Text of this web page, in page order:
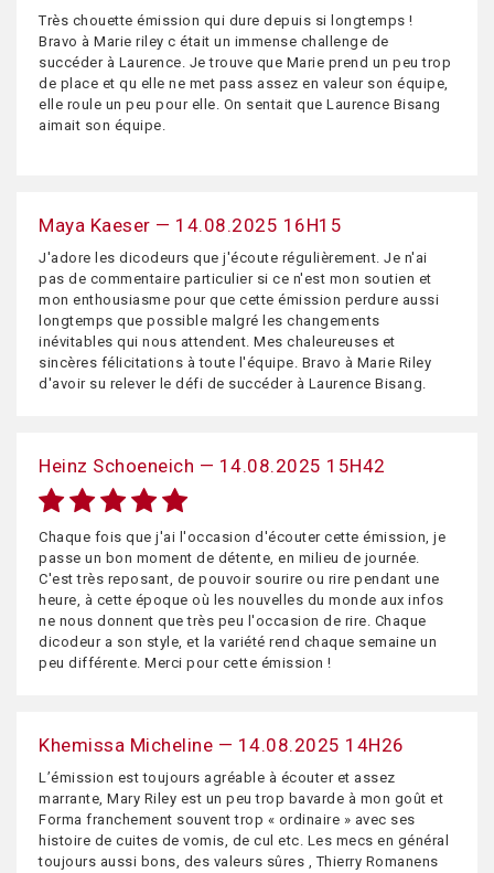
Très chouette émission qui dure depuis si longtemps !
Bravo à Marie riley c était un immense challenge de
succéder à Laurence. Je trouve que Marie prend un peu trop
de place et qu elle ne met pass assez en valeur son équipe,
elle roule un peu pour elle. On sentait que Laurence Bisang
aimait son équipe.
Maya Kaeser — 14.08.2025 16H15
J'adore les dicodeurs que j'écoute régulièrement. Je n'ai
pas de commentaire particulier si ce n'est mon soutien et
mon enthousiasme pour que cette émission perdure aussi
longtemps que possible malgré les changements
inévitables qui nous attendent. Mes chaleureuses et
sincères félicitations à toute l'équipe. Bravo à Marie Riley
d'avoir su relever le défi de succéder à Laurence Bisang.
Heinz Schoeneich — 14.08.2025 15H42
Chaque fois que j'ai l'occasion d'écouter cette émission, je
passe un bon moment de détente, en milieu de journée.
C'est très reposant, de pouvoir sourire ou rire pendant une
heure, à cette époque où les nouvelles du monde aux infos
ne nous donnent que très peu l'occasion de rire. Chaque
dicodeur a son style, et la variété rend chaque semaine un
peu différente. Merci pour cette émission !
Khemissa Micheline — 14.08.2025 14H26
L’émission est toujours agréable à écouter et assez
marrante, Mary Riley est un peu trop bavarde à mon goût et
Forma franchement souvent trop « ordinaire » avec ses
histoire de cuites de vomis, de cul etc. Les mecs en général
toujours aussi bons, des valeurs sûres , Thierry Romanens